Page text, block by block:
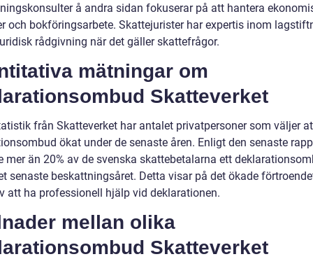
å andra sidan fokuserar på att hantera
och bokföringsarbete. Skattejurister har expertis inom
rådgivning när det gäller skattefrågor.
mätningar om
Skatteverket
från Skatteverket har antalet privatpersoner som väljer
ökat under de senaste åren. Enligt den senaste
mer än 20% av de svenska skattebetalarna ett
senaste beskattningsåret. Detta visar på det ökade
att ha professionell hjälp vid deklarationen.
mellan olika
Skatteverket